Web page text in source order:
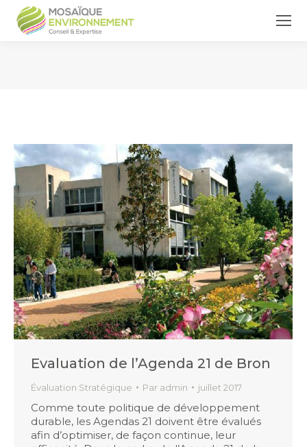
Evaluation de l’Agenda 21 de Bron
Évaluation Stratégique Par admin juillet 2017
Comme toute politique de développement
durable, les Agendas 21 doivent être évalués
afin d’optimiser, de façon continue, leur